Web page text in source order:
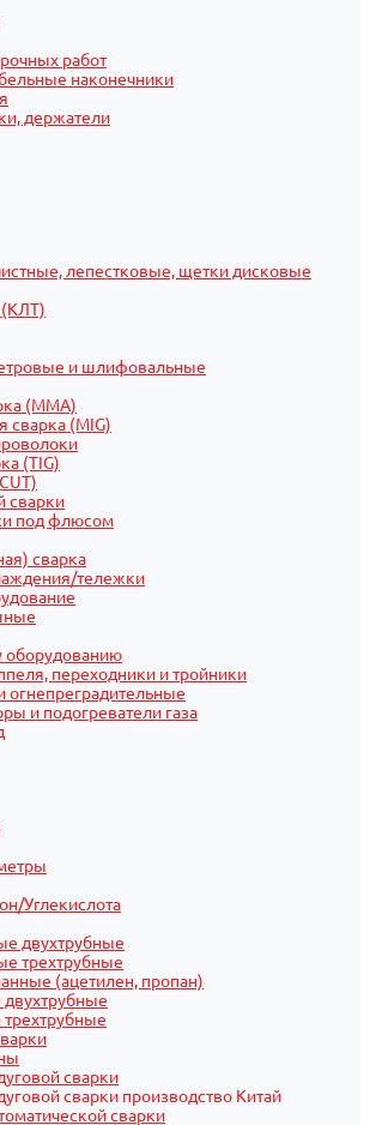
работ
наконечники
держатели
лепестковые, щетки дисковые
(КЛТ)
и шлифовальные
(MMA)
сварка (MIG)
(TIG)
сварки
под флюсом
сварка
тележки
оборудованию
переходники и тройники
огнепреградительные
и подогреватели газа
Углекислота
двухтрубные
трехтрубные
(ацетилен, пропан)
сварки
сварки производство Китай
сварки